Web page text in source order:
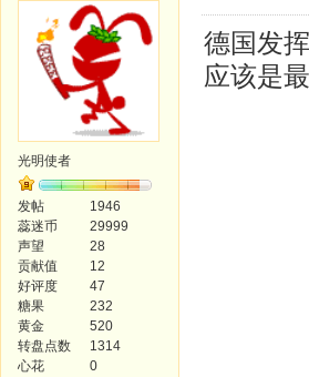
光明使者
发帖
1946
蕊迷币
29999
声望
28
贡献值
12
好评度
47
糖果
232
黄金
520
转盘点数
1314
心花
0
德国发
应该是